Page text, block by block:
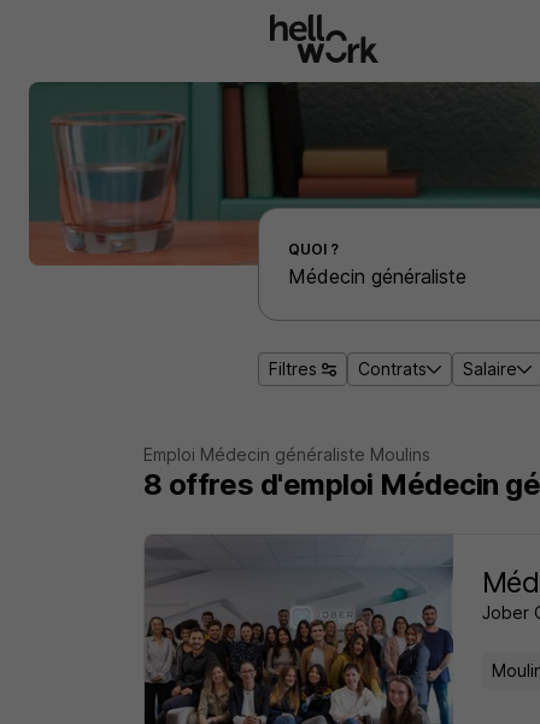
Effectuer une recherche d'emploi par localité
QUOI ?
Filtres Contrats Salaire
Emploi Médecin généraliste Moulins
8 offres d'emploi Médecin
Jober